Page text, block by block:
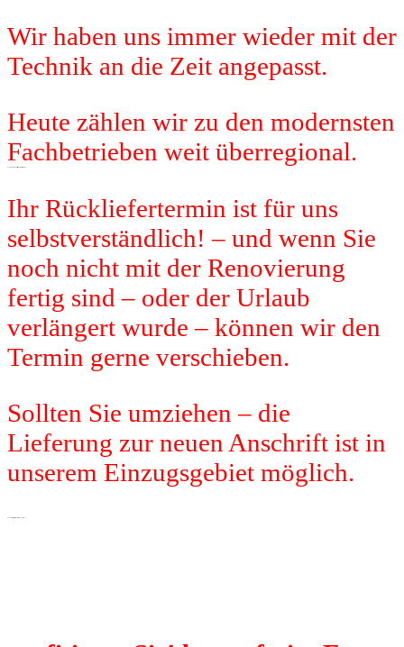
Wir haben uns immer wieder mit der
Technik an die Zeit angepasst.
Heute zählen wir zu den modernsten
Fachbetrieben weit überregional.
Ihr Rückliefertermin ist für uns
selbstverständlich! – und wenn Sie
noch nicht mit der Renovierung
fertig sind – oder der Urlaub
verlängert wurde – können wir den
Termin gerne verschieben.
Sollten Sie umziehen – die
Lieferung zur neuen Anschrift ist in
unserem Einzugsgebiet möglich.